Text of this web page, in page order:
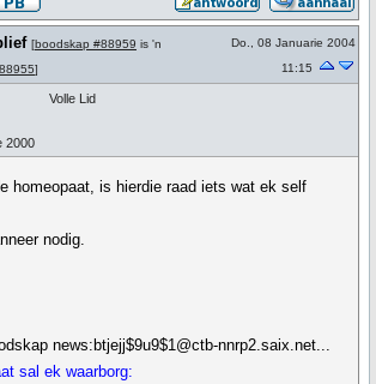
[boodskap #88959 is 'n
]
Do., 08 Januarie 2004
11:15
2000
Volle Lid
homeopaat, is hierdie raad iets wat ek self
nodig.
news:btjejj$9u9$1@ctb-nnrp2.saix.net...
sal ek waarborg: